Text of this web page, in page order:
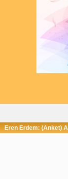
Eren Erdem: (Anket)